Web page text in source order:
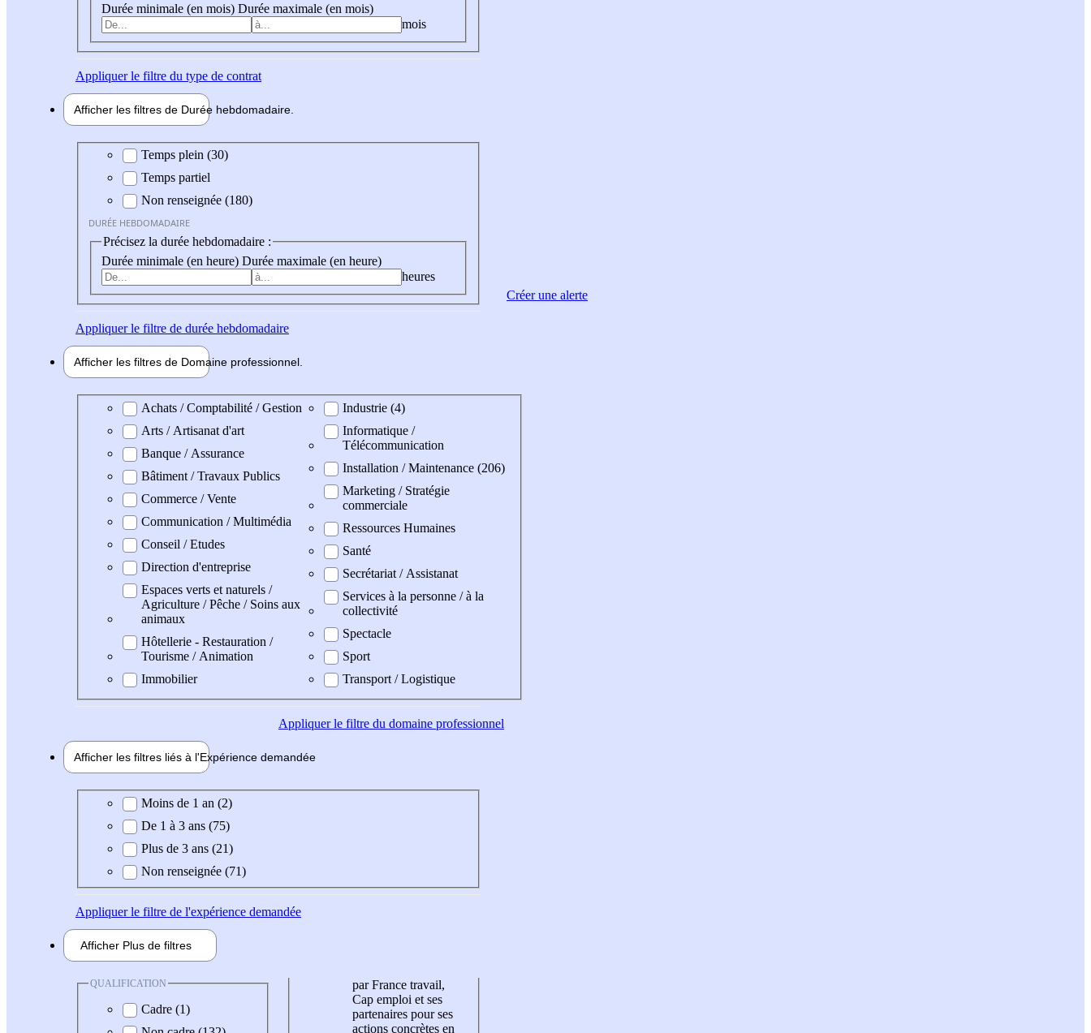
Durée minimale (en mois) Durée maximale (en mois)
mois
Appliquerle filtre du type de contrat
Afficher les filtres de Durée hebdomadaire
Durée hebdomadaire
Temps plein (30)
Temps partiel
Non renseignée (180)
DURÉE HEBDOMADAIRE
Précisez la durée hebdomadaire :
Durée minimale (en heure) Durée maximale (en heure)
heures
Appliquerle filtre de durée hebdomadaire
Afficher les filtres de Domaine professionnel
Domaine professionel
Achats / Comptabilité / Gestion
Arts / Artisanat d'art
Banque / Assurance
Bâtiment / Travaux Publics
Commerce / Vente
Communication / Multimédia
Conseil / Etudes
Direction d'entreprise
Espaces verts et naturels /
Agriculture / Pêche / Soins aux
animaux
Hôtellerie - Restauration /
Tourisme / Animation
Immobilier
Industrie (4)
Informatique /
Télécommunication
Installation / Maintenance (206)
Marketing / Stratégie
commerciale
Ressources Humaines
Santé
Secrétariat / Assistanat
Services à la personne / à la
collectivité
Spectacle
Sport
Transport / Logistique
Appliquerle filtre du domaine professionnel
Afficher les filtres liés à l'Expérience demandée
Expérience demandée
Moins de 1 an (2)
De 1 à 3 ans (75)
Plus de 3 ans (21)
Non renseignée (71)
Appliquerle filtre de l'expérience demandée
Afficher Plus de filtres
QUALIFICATION
Cadre (1)
par France travail,
Cap emploi et ses
partenaires pour ses
actions concrètes en
Créer une alerte